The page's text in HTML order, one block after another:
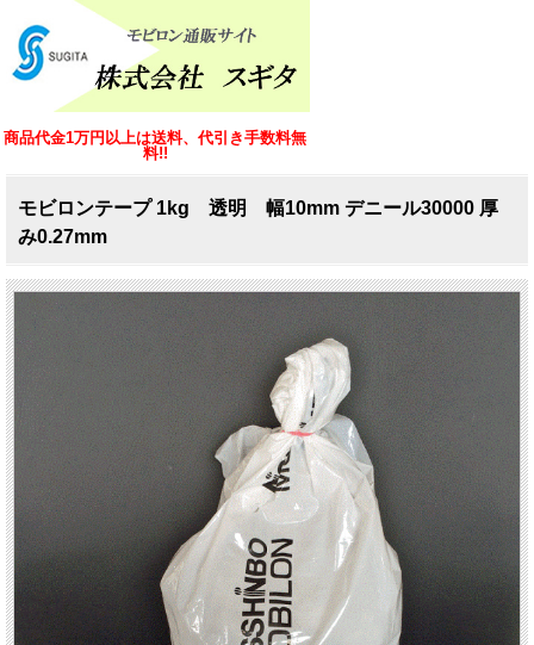
商品代金1万円以上は送料、代引き手数料無
料!!
モビロンテープ 1kg 透明 幅10mm デニール30000 厚
み0.27mm